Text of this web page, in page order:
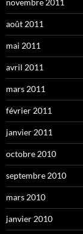
août 2011
mai 2011
avril 2011
mars 2011
février 2011
janvier 2011
octobre 2010
septembre 2010
mars 2010
janvier 2010